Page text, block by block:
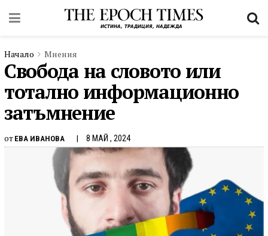
Начало Мнения
Свобода на словото или
тотално информационно
затъмнение
от ЕВА ИВАНОВА 8 МАЙ , 2024